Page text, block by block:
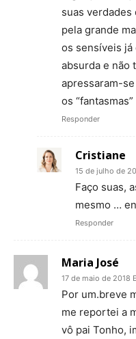
suas
pela grande
os sensíveis já
absurda e não
apressaram-
os
Responder
Cristiane
15 de julho de
Faço suas,
mesmo …
Responder
Maria José
17 de maio de 2018
Por um.breve
me reportei a
vô pai Tonho,